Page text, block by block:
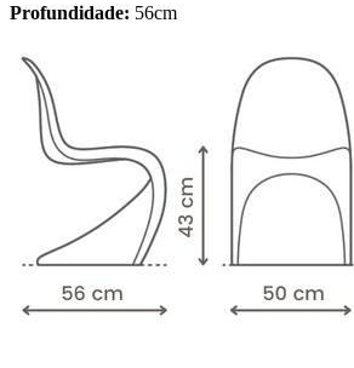
Profundidade: 56cm